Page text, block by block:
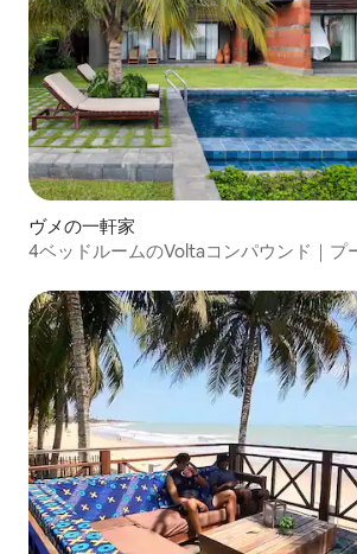
ヴメの一軒家
4ベッドルームのVoltaコンパウンド｜プ